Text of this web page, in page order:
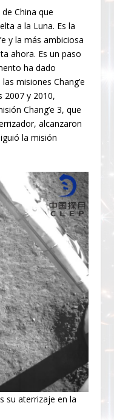
China que
a la Luna. Es la
y la más ambiciosa
ahora. Es un paso
ha dado
misiones Chang’e
2007 y 2010,
Chang’e 3, que
alcanzaron
la misión
su aterrizaje en la